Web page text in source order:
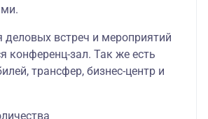
деловых встреч и мероприятий
конференц-зал. Так же есть
трансфер, бизнес-центр и